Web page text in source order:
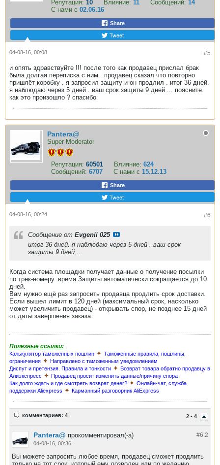
Репутация: 10 Влияние: 11 Сообщений: 14
С нами с 02.06.16
Share
Tweet
#5
04-08-16, 00:08
и опять здравствуйте !!! после того как продавец прислал брак
была долгая переписка с ним...продавец сказал что повторно
пришлёт коробку . я запросил защиту и он продлил . итог 36 дней.
я наблюдаю через 5 дней . ваш срок защиты 9 дней ... поясните.
как это произошло ? спасибо
Pantera@
Super Moderator
Репутация: 60501 Влияние: 624
Сообщений: 6707 С нами с 15.12.13
Share
Tweet
#6
04-08-16, 00:24
Сообщение от Evgenii 025
итог 36 дней. я наблюдаю через 5 дней . ваш срок
защиты 9 дней ...
Когда система площадки получает данные о получение посылки
по трек-номеру. время Защиты автоматически сокращается до 10
дней.
Вам нужно ещё раз запросить продавца продлить срок доставки.
Если вышел лимит в 120 дней (максимальный срок, насколько
может увеличить продавец) - открывать спор, не позднее 15 дней
от даты завершения заказа.
Полезные ссылки:
Калькулятор таможенных пошлин ✦ Таможенные правила, пошлины,
ограничения ✦ Направлено с таможенным уведомлением
Диспут и претензия. Правила и тонкости ✦ Возврат товара обратно продавцу в
Алиэкспресс ✦ Продавец просит изменить данные/причину спора
Как долго ждать и где смотреть возврат денег? ✦ Онлайн-чат, служба
поддержки Aliexpress ✦ Карманный разговорник AliExpress
2 - 4
комментариев: 4
#6.2
Pantera@ прокомментировал(-а)
04-08-16, 00:36
Вы можете запросить любое время, продавец сможет продлить